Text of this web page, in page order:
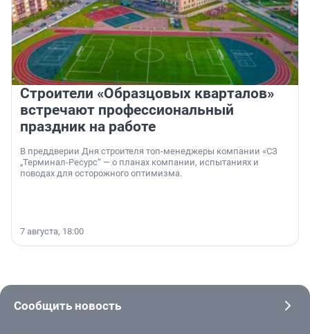
Строители «Образцовых кварталов»
встречают профессиональный
праздник на работе
В преддверии Дня строителя топ-менеджеры компании «СЗ
„Терминал-Ресурс“ — о планах компании, испытаниях и
поводах для осторожного оптимизма.
7 августа, 18:00
Сообщить новость